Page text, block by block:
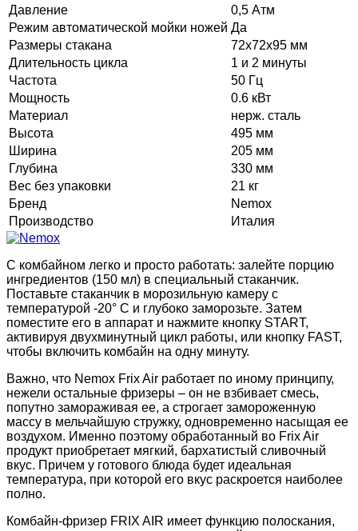
Давление
0,5 Атм
Режим автоматической мойки ножей Да
Размеры стакана
72х72х95 мм
Длительность цикла
1 и 2 минуты
Частота
50 Гц
Мощность
0.6 кВт
Материал
нерж. сталь
Высота
495 мм
Ширина
205 мм
Глубина
330 мм
Вес без упаковки
21 кг
Бренд
Nemox
Производство
Италия
С комбайном легко и просто работать: залейте порцию
ингредиентов (150 мл) в специальный стаканчик.
Поставьте стаканчик в морозильную камеру с
температурой -20° С и глубоко заморозьте. Затем
поместите его в аппарат и нажмите кнопку START,
активируя двухминутный цикл работы, или кнопку FAST,
чтобы включить комбайн на одну минуту.
Важно, что Nemox Frix Air работает по иному принципу,
нежели остальные фризеры – он не взбивает смесь,
попутно замораживая ее, а строгает замороженную
массу в мельчайшую стружку, одновременно насыщая ее
воздухом. Именно поэтому обработанный во Frix Air
продукт приобретает мягкий, бархатистый сливочный
вкус. Причем у готового блюда будет идеальная
температура, при которой его вкус раскроется наиболее
полно.
Комбайн-фризер FRIX AIR имеет функцию полоскания,